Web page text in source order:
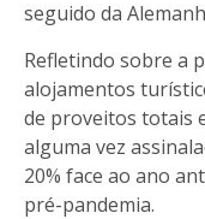
seguido da
Refletindo sobre a
alojamentos
de proveitos totais
alguma vez
20% face ao ano
pré-pandemia.